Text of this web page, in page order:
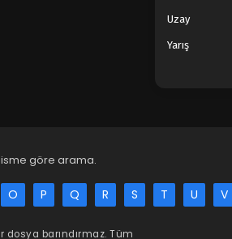
Uzay
Yarış
göre arama.
O P Q R S T U V
barındırmaz. Tüm